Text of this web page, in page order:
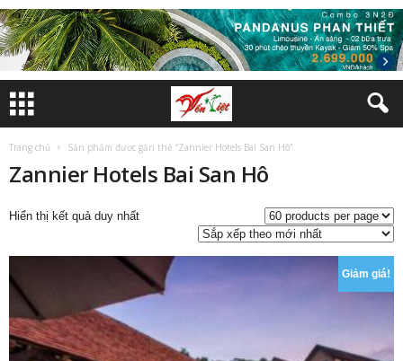
Trang chủ Sản phẩm được gắn thẻ “Zannier Hotels Bai San Hô”
Zannier Hotels Bai San Hô
Hiển thị kết quả duy nhất
Giảm giá!